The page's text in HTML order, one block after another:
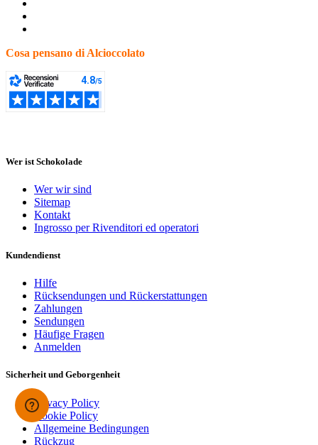
Cosa pensano di Alcioccolato
Wer ist Schokolade
Wer wir sind
Sitemap
Kontakt
Ingrosso per Rivenditori ed operatori
Kundendienst
Hilfe
Rücksendungen und Rückerstattungen
Zahlungen
Sendungen
Häufige Fragen
Anmelden
Sicherheit und Geborgenheit
Privacy Policy
Cookie Policy
Allgemeine Bedingungen
Rückzug